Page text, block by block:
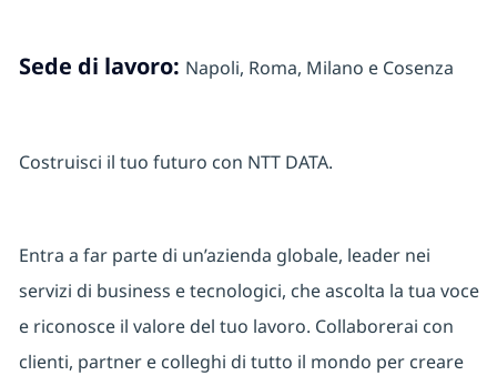
Sede di lavoro: Napoli, Roma, Milano e Cosenza
Costruisci il tuo futuro con NTT DATA.
Entra a far parte di un’azienda globale, leader nei
servizi di business e tecnologici, che ascolta la tua voce
e riconosce il valore del tuo lavoro. Collaborerai con
clienti, partner e colleghi di tutto il mondo per creare